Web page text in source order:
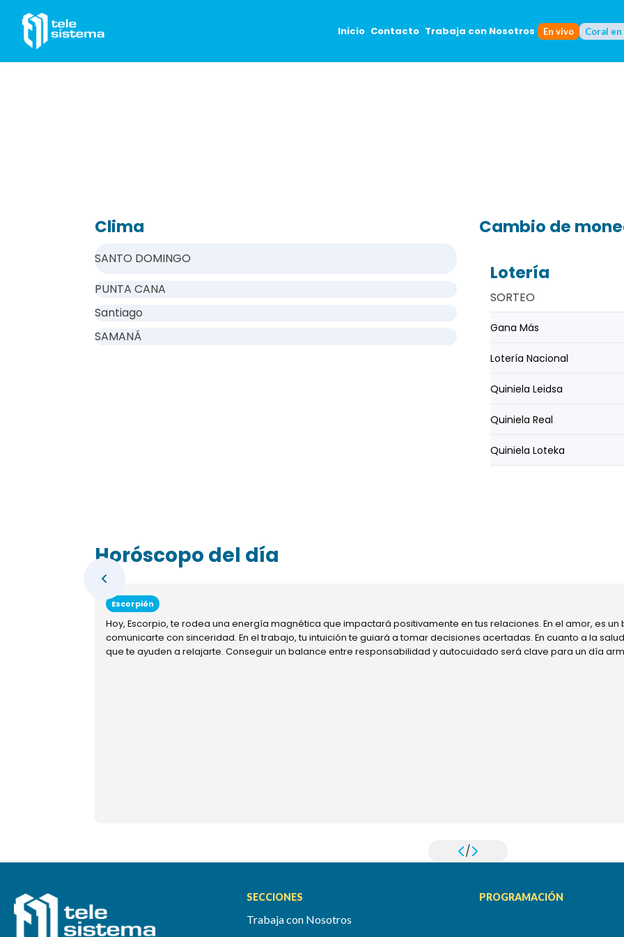
Inicio Contacto Trabaja con Nosotros En vivo Coral
Clima
SANTO DOMINGO
PUNTA CANA
Santiago
SAMANÁ
Cambio de
Lotería
SORTEO
Gana Más
Lotería Nacional
Quiniela Leidsa
Quiniela Real
Quiniela Loteka
Horóscopo del día
Escorpión
Hoy, Escorpio, te rodea una energía magnética que impactará positivamente en tus relaciones. En el amor, es
comunicarte con sinceridad. En el trabajo, tu intuición te guiará a tomar decisiones acertadas. En cuanto a la
que te ayuden a relajarte. Conseguir un balance entre responsabilidad y autocuidado será clave para un día
/
SECCIONES
Trabaja con Nosotros
PROGRAMACIÓN